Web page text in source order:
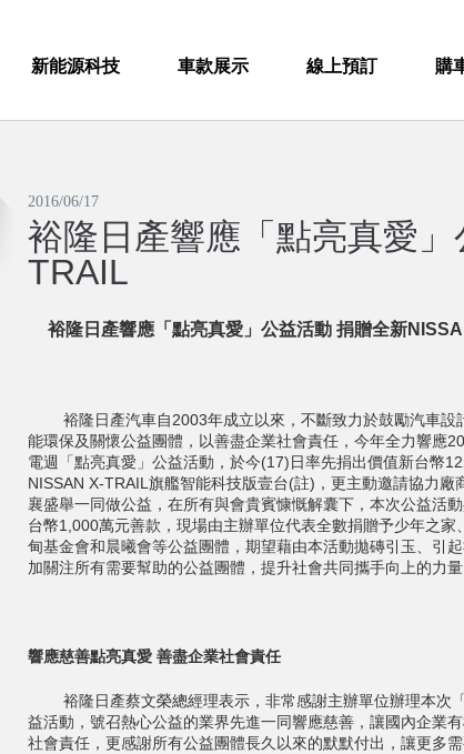
新能源科技 車款展示 線上預訂 購
2016/06/17
裕隆日產響應「點亮真愛
TRAIL
裕隆日產響應「點亮真愛」公益活動 捐贈全新
裕隆日產汽車自2003年成立以來，不斷致力於鼓勵汽車設
能環保及關懷公益團體，以善盡企業社會責任，今年全力響應
電週「點亮真愛」公益活動，於今(17)日率先捐出價值新台幣
NISSAN X-TRAIL旗艦智能科技版壹台(註)，更主動邀請協力廠
襄盛舉一同做公益，在所有與會貴賓慷慨解囊下，本次公益活
台幣1,000萬元善款，現場由主辦單位代表全數捐贈予少年之家
甸基金會和晨曦會等公益團體，期望藉由本活動拋磚引玉、引
加關注所有需要幫助的公益團體，提升社會共同攜手向上的力量
響應慈善點亮真愛 善盡企業社會責任
裕隆日產蔡文榮總經理表示，非常感謝主辦單位辦理本次
益活動，號召熱心公益的業界先進一同響應慈善，讓國內企業
社會責任，更感謝所有公益團體長久以來的默默付出，讓更多